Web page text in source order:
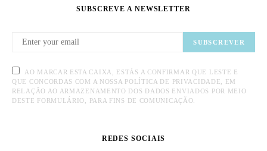
SUBSCREVE A NEWSLETTER
SUBSCREVER
AO MARCAR ESTA CAIXA, ESTÁS A CONFIRMAR QUE LESTE E
QUE CONCORDAS COM A NOSSA POLÍTICA DE PRIVACIDADE, EM
RELAÇÃO AO ARMAZENAMENTO DOS DADOS ENVIADOS POR MEIO
DESTE FORMULÁRIO, PARA FINS DE COMUNICAÇÃO.
REDES SOCIAIS